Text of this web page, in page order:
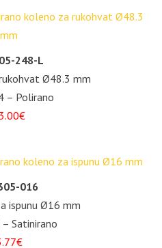
248-L
Ø48.3 mm
– Polirano
016
ispunu Ø16 mm
Satinirano